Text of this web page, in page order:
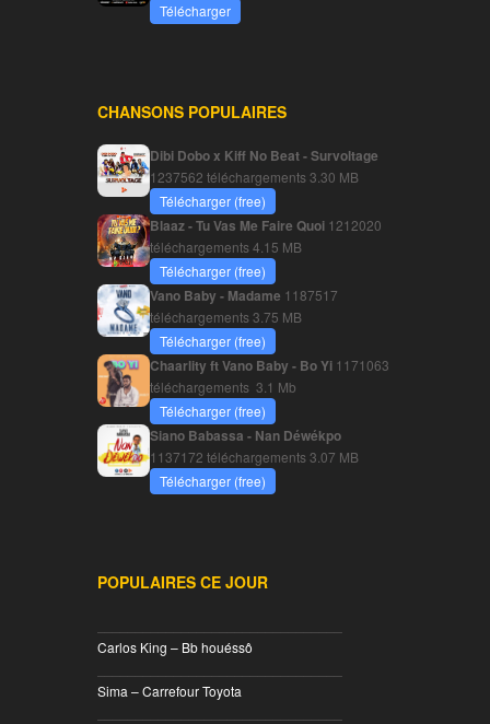
Télécharger
CHANSONS POPULAIRES
Dibi Dobo x Kiff No Beat - Survoltage
1237562 téléchargements3.30 MB
Télécharger (free)
Blaaz - Tu Vas Me Faire Quoi 1212020
téléchargements4.15 MB
Télécharger (free)
Vano Baby - Madame 1187517
téléchargements3.75 MB
Télécharger (free)
Chaarlity ft Vano Baby - Bo Yi 1171063
téléchargements 3.1 Mb
Télécharger (free)
Siano Babassa - Nan Déwékpo
1137172 téléchargements3.07 MB
Télécharger (free)
POPULAIRES CE JOUR
Carlos King – Bb houéssô
Sima – Carrefour Toyota